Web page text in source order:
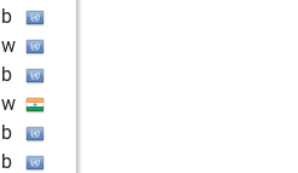
b
w
b
w
b
b